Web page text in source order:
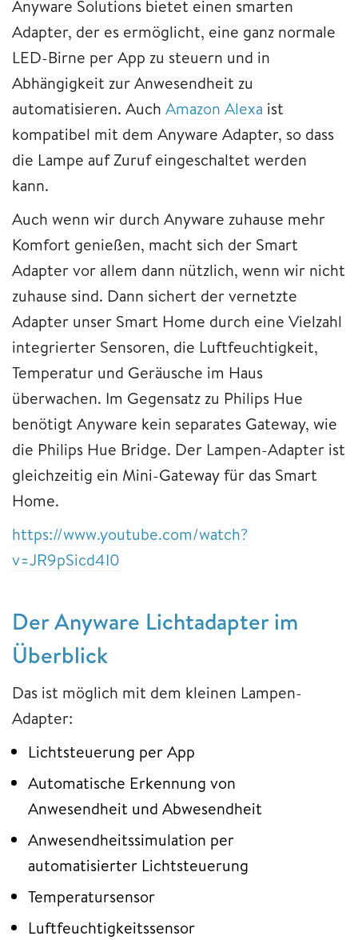
Anyware Solutions bietet einen smarten
Adapter, der es ermöglicht, eine ganz normale
LED-Birne per App zu steuern und in
Abhängigkeit zur Anwesendheit zu
automatisieren. Auch Amazon Alexa ist
kompatibel mit dem Anyware Adapter, so dass
die Lampe auf Zuruf eingeschaltet werden
kann.
Auch wenn wir durch Anyware zuhause mehr
Komfort genießen, macht sich der Smart
Adapter vor allem dann nützlich, wenn wir nicht
zuhause sind. Dann sichert der vernetzte
Adapter unser Smart Home durch eine Vielzahl
integrierter Sensoren, die Luftfeuchtigkeit,
Temperatur und Geräusche im Haus
überwachen. Im Gegensatz zu Philips Hue
benötigt Anyware kein separates Gateway, wie
die Philips Hue Bridge. Der Lampen-Adapter ist
gleichzeitig ein Mini-Gateway für das Smart
Home.
https://www.youtube.com/watch?
v=JR9pSicd4I0
Der Anyware Lichtadapter im
Überblick
Das ist möglich mit dem kleinen Lampen-
Adapter:
Lichtsteuerung per App
Automatische Erkennung von
Anwesendheit und Abwesendheit
Anwesendheitssimulation per
automatisierter Lichtsteuerung
Temperatursensor
Luftfeuchtigkeitssensor